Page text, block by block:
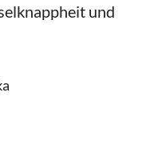
und